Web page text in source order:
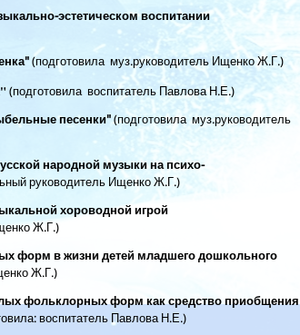
эстетическом воспитании
(подготовила муз.руководитель Ищенко Ж.Г.)
(подготовила воспитатель Павлова Н.Е.)
песенки"(подготовила муз.руководитель
народной музыки на психо-
руководитель Ищенко Ж.Г.)
хороводной игрой
Ж.Г.)
форм в жизни детей младшего дошкольного
Ж.Г.)
фольклорных форм как средство приобщения
воспитатель Павлова Н.Е.)